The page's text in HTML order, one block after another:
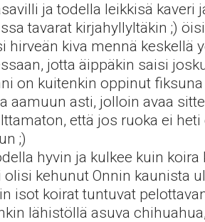
ja todella leikkisä kaveri
tavarat kirjahyllyltäkin ;)
kiva mennä keskellä
jotta äippäkin saisi
on kuitenkin oppinut
asti, jolloin avaa
että jos ruoka ei
;)
hyvin ja kulkee kuin
kehunut Onnin kaunista
isot koirat tuntuvat
lähistöllä asuva